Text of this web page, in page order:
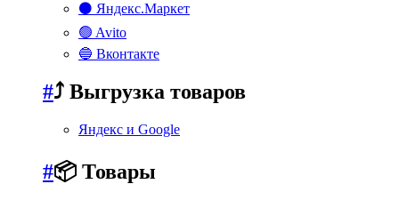
⚫ Яндекс.Маркет
🟢 Avito
🔵 Вконтакте
#⤴️ Выгрузка товаров
Яндекс и Google
#📦 Товары